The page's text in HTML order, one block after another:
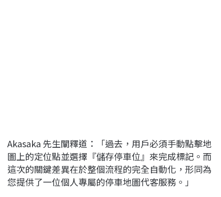
Akasaka 先生闡釋道：「過去，用戶必須手動點擊地
圖上的定位點並選擇『儲存停車位』來完成標記。而
這次的關鍵差異在於整個流程的完全自動化，形同為
您提供了一位個人專屬的停車地圖代客服務。」